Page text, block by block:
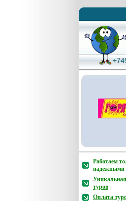
Работаем
надежными
туров
Оплата